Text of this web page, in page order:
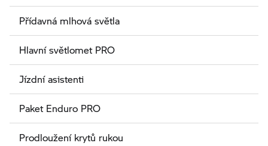
Přídavná mlhová světla
Hlavní světlomet PRO
Jízdní asistenti
Paket Enduro PRO
Prodloužení krytů rukou